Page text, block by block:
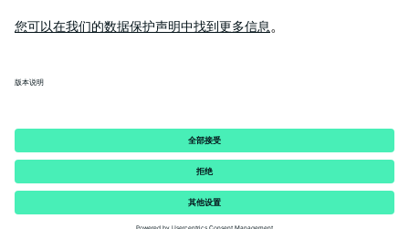
隐私政策
© 2026 - ARBURG GmbH + Co KG